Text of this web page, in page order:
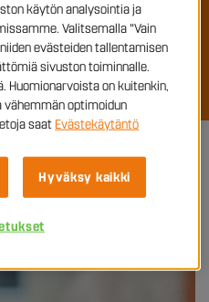
vuodelle 2026
käytön analysointia ja
Valitsemalla "Vain
evästeiden tallentamisen
sivuston toiminnalle.
Huomionarvoista on kuitenkin,
optimoidun
saat Evästekäytäntö
Hyväksy kaikki